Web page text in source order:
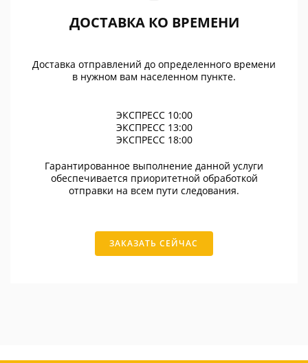
ДОСТАВКА КО ВРЕМЕНИ
Доставка отправлений до определенного времени
в нужном вам населенном пункте.
ЭКСПРЕСС 10:00
ЭКСПРЕСС 13:00
ЭКСПРЕСС 18:00
Гарантированное выполнение данной услуги
обеспечивается приоритетной обработкой
отправки на всем пути следования.
ЗАКАЗАТЬ СЕЙЧАС